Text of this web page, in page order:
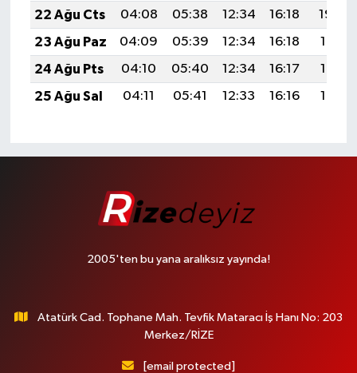
22 Ağu Cts
04:08 05:38 12:34 16:18
19:20
23 Ağu Paz
04:09 05:39 12:34 16:18
19:19
24 Ağu Pts
04:10 05:40 12:34 16:17
19:17
25 Ağu Sal
04:11 05:41 12:33 16:16 19:16
2005'ten bu yana aralıksız yayında!
Atatürk Cad. Tophane Mah. Tevfik Mataracı İş Hanı No: 203
Merkez/RİZE
[email protected]